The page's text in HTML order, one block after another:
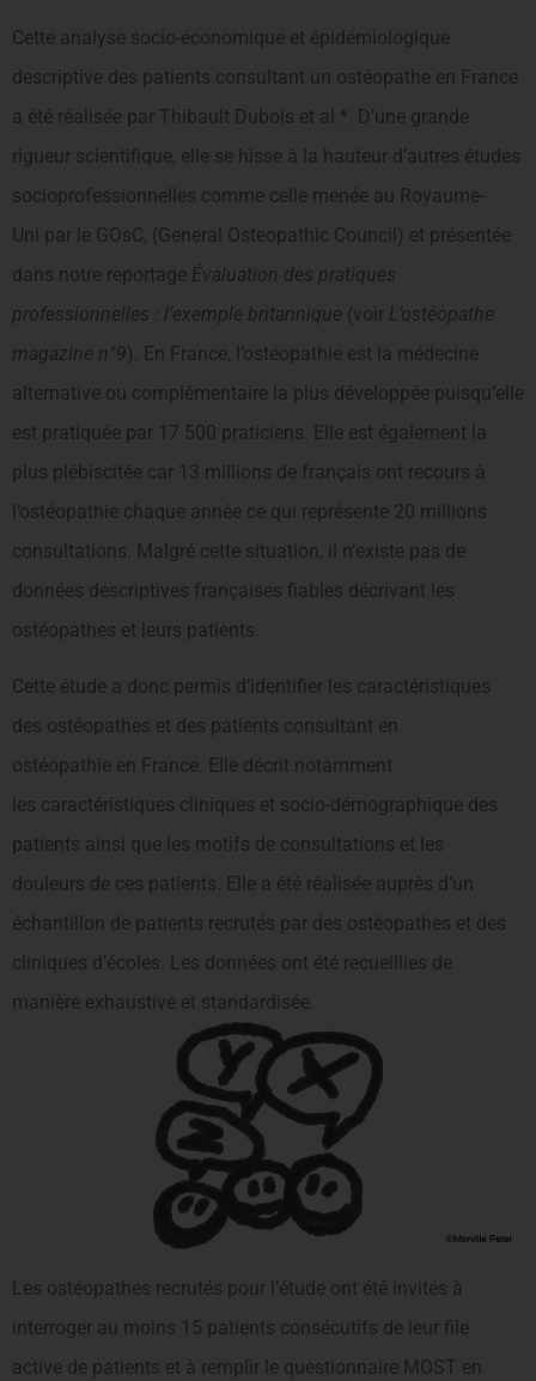
Cette analyse socio-économique et épidémiologique
descriptive des patients consultant un ostéopathe en France
a été réalisée par Thibault Dubois et al.*. D’une grande
rigueur scientifique, elle se hisse à la hauteur d’autres études
socioprofessionnelles comme celle menée au Royaume-
Uni par le GOsC, (General Osteopathic Council) et présentée
dans notre reportage Évaluation des pratiques
professionnelles : l’exemple britannique (voir L’ostéopathe
magazine n°9). En France, l’ostéopathie est la médecine
alternative ou complémentaire la plus développée puisqu’elle
est pratiquée par 17 500 praticiens. Elle est également la
plus plébiscitée car 13 millions de français ont recours à
l’ostéopathie chaque année ce qui représente 20 millions
consultations. Malgré cette situation, il n’existe pas de
données descriptives françaises fiables décrivant les
ostéopathes et leurs patients.
Cette étude a donc permis d’identifier les caractéristiques
des ostéopathes et des patients consultant en
ostéopathie en France. Elle décrit notamment
les caractéristiques cliniques et socio-démographique des
patients ainsi que les motifs de consultations et les
douleurs de ces patients. Elle a été réalisée auprès d’un
échantillon de patients recrutés par des ostéopathes et des
cliniques d’écoles. Les données ont été recueillies de
manière exhaustive et standardisée.
Les ostéopathes recrutés pour l’étude ont été invités à
interroger au moins 15 patients consécutifs de leur file
active de patients et à remplir le questionnaire MOST en